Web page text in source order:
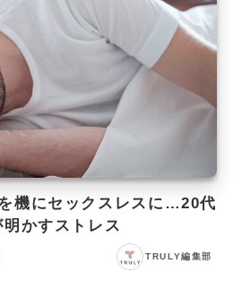
機にセックスレスに…20代
かすストレス
TRULY編集部